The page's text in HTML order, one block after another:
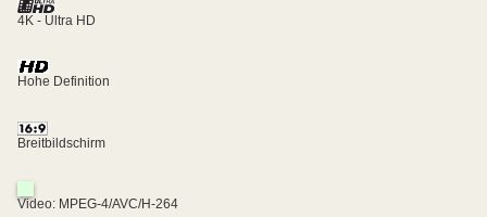
4K - Ultra HD
Hohe Definition
Breitbildschirm
Video: MPEG-4/AVC/H-264